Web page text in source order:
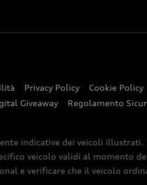
Privacy Policy Cookie Policy
Giveaway Regolamento
indicative dei veicoli
veicolo validi al momento
e verificare che il veicolo